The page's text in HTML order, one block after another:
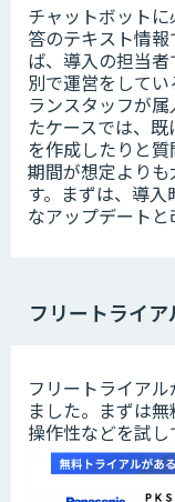
チャットボット
答のテキスト情
ば、導入の担当
別で運営をして
ランスタッフが
たケースでは、
を作成したりと
期間が想定より
す。まずは、導
なアップデートと
フリートライ
フリートライア
ました。まずは
操作性などを試し